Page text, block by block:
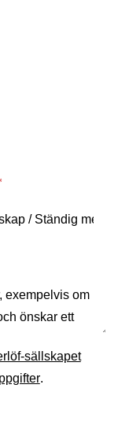
sällskapet
.